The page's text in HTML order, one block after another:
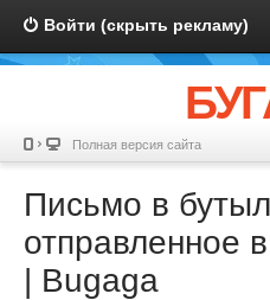
Войти (скрыть рекламу)
Полная версия сайта
Письмо в
отправленное
| Bugaga